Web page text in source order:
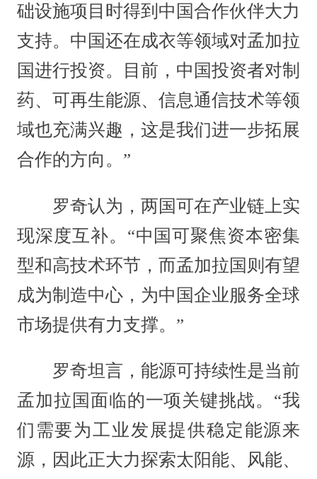
础设施项目时得到中国合作伙伴大力
支持。中国还在成衣等领域对孟加拉
国进行投资。目前，中国投资者对制
药、可再生能源、信息通信技术等领
域也充满兴趣，这是我们进一步拓展
合作的方向。”
罗奇认为，两国可在产业链上实
现深度互补。“中国可聚焦资本密集
型和高技术环节，而孟加拉国则有望
成为制造中心，为中国企业服务全球
市场提供有力支撑。”
罗奇坦言，能源可持续性是当前
孟加拉国面临的一项关键挑战。“我
们需要为工业发展提供稳定能源来
源，因此正大力探索太阳能、风能、